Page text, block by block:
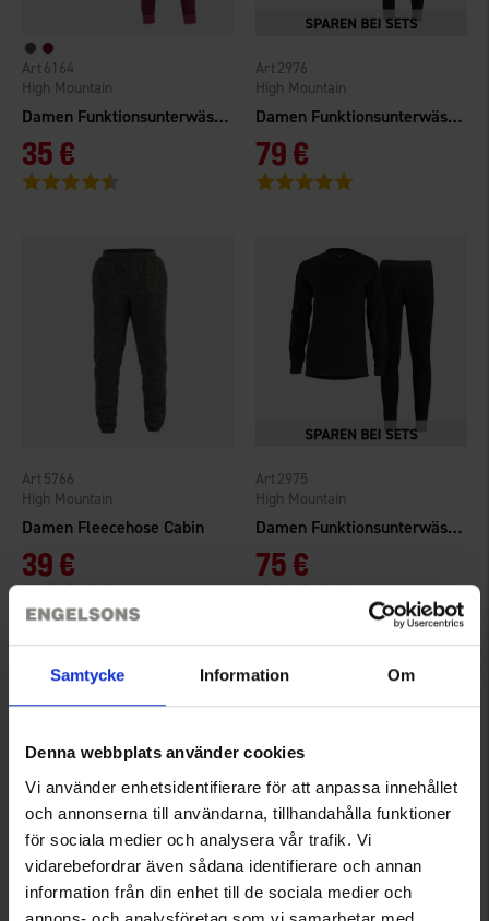
Samtycke Information Om
Denna webbplats använder cookies
Vi använder enhetsidentifierare för att anpassa innehållet
och annonserna till användarna, tillhandahålla funktioner
för sociala medier och analysera vår trafik. Vi
vidarebefordrar även sådana identifierare och annan
information från din enhet till de sociala medier och
Damen Funktionsunterwäsche Livigno
High Mountain
6164
35 €
Bewertung:
Damen Funktionsunterwäsche Meliert Merinowolle
High Mountain
2976
79 €
Bewertung:
Damen Fleecehose Cabin
High Mountain
5766
39 €
Bewertung: 4.5 von 5 Sternen
Damen Funktionsunterwäsche Merinowolle
High Mountain
2975
75 €
Bewertung: 4.6 von 5 Sternen
High Mountain
6353
High Mountain
2650